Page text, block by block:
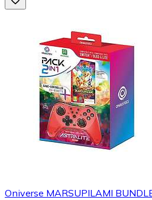
Oniverse MARSUPILAMI